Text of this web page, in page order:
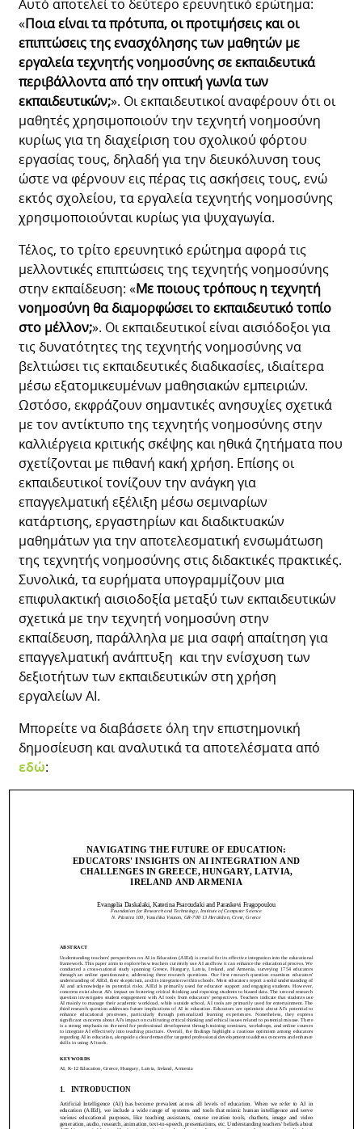
Αυτό αποτελεί το δεύτερο ερευνητικό ερώτημα:
«Ποια είναι τα πρότυπα, οι προτιμήσεις και οι
επιπτώσεις της ενασχόλησης των μαθητών με
εργαλεία τεχνητής νοημοσύνης σε εκπαιδευτικά
περιβάλλοντα από την οπτική γωνία των
εκπαιδευτικών;». Οι εκπαιδευτικοί αναφέρουν ότι οι
μαθητές χρησιμοποιούν την τεχνητή νοημοσύνη
κυρίως για τη διαχείριση του σχολικού φόρτου
εργασίας τους, δηλαδή για την διευκόλυνση τους
ώστε να φέρνουν εις πέρας τις ασκήσεις τους, ενώ
εκτός σχολείου, τα εργαλεία τεχνητής νοημοσύνης
χρησιμοποιούνται κυρίως για ψυχαγωγία.
Τέλος, το τρίτο ερευνητικό ερώτημα αφορά τις
μελλοντικές επιπτώσεις της τεχνητής νοημοσύνης
στην εκπαίδευση: «Με ποιους τρόπους η τεχνητή
νοημοσύνη θα διαμορφώσει το εκπαιδευτικό τοπίο
στο μέλλον;». Οι εκπαιδευτικοί είναι αισιόδοξοι για
τις δυνατότητες της τεχνητής νοημοσύνης να
βελτιώσει τις εκπαιδευτικές διαδικασίες, ιδιαίτερα
μέσω εξατομικευμένων μαθησιακών εμπειριών.
Ωστόσο, εκφράζουν σημαντικές ανησυχίες σχετικά
με τον αντίκτυπο της τεχνητής νοημοσύνης στην
καλλιέργεια κριτικής σκέψης και ηθικά ζητήματα που
σχετίζονται με πιθανή κακή χρήση. Επίσης οι
εκπαιδευτικοί τονίζουν την ανάγκη για
επαγγελματική εξέλιξη μέσω σεμιναρίων
κατάρτισης, εργαστηρίων και διαδικτυακών
μαθημάτων για την αποτελεσματική ενσωμάτωση
της τεχνητής νοημοσύνης στις διδακτικές πρακτικές.
Συνολικά, τα ευρήματα υπογραμμίζουν μια
επιφυλακτική αισιοδοξία μεταξύ των εκπαιδευτικών
σχετικά με την τεχνητή νοημοσύνη στην
εκπαίδευση, παράλληλα με μια σαφή απαίτηση για
επαγγελματική ανάπτυξη και την ενίσχυση των
δεξιοτήτων των εκπαιδευτικών στη χρήση
εργαλείων AI.
Μπορείτε να διαβάσετε όλη την επιστημονική
δημοσίευση και αναλυτικά τα αποτελέσματα από
εδώ: